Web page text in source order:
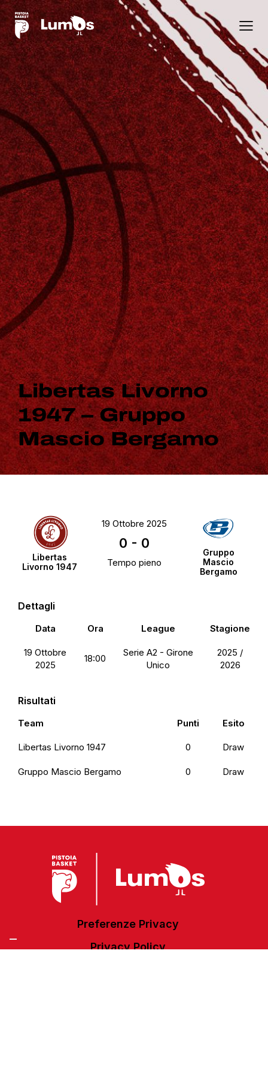
Libertas Livorno
1947 – Gruppo
Mascio Bergamo
Libertas
Livorno 1947
Gruppo
Mascio
Bergamo
19 Ottobre 2025
0 - 0
Tempo pieno
Dettagli
Data Ora League Stagione
19 Ottobre
2025
18:00
Serie A2 - Girone
Unico
2025 /
2026
Risultati
Team Punti Esito
Libertas Livorno 1947 0 Draw
Gruppo Mascio Bergamo 0 Draw
Preferenze Privacy
Privacy Policy